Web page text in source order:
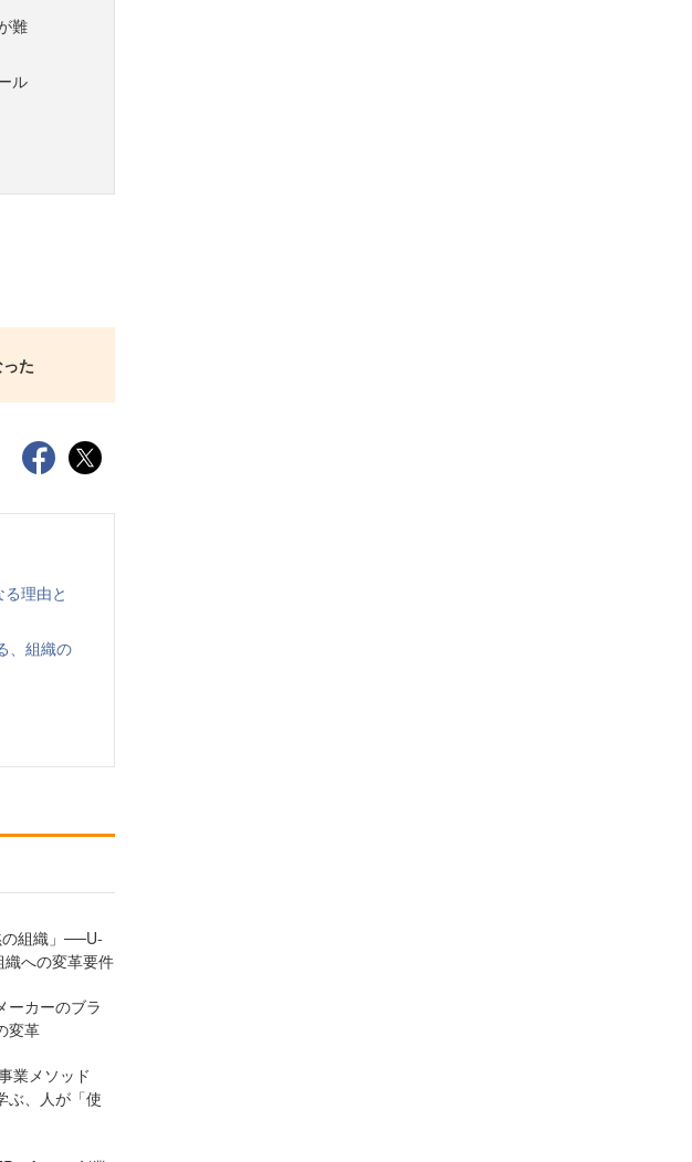
難
ル
た
理由と
、組織の
組織」──U-
への変革要件
ーカーのブラ
変革
業メソッド
ぶ、人が「使